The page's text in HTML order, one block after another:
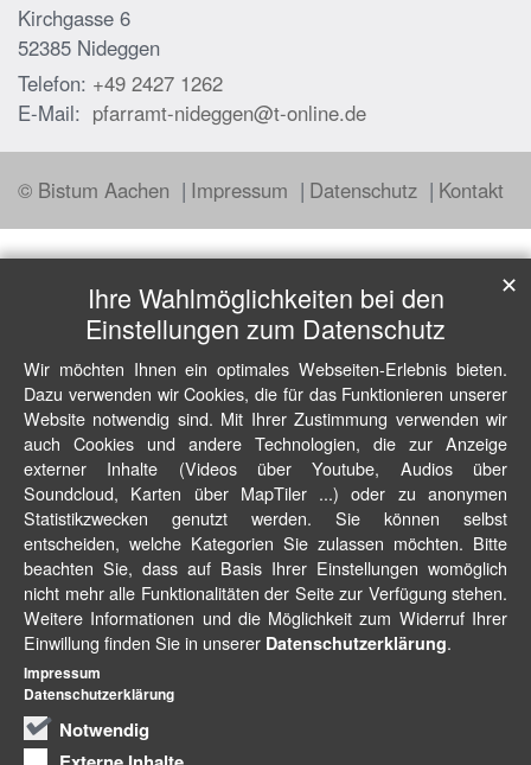
Kirchgasse 6
52385 Nideggen
Telefon: +49 2427 1262
E-Mail: pfarramt-nideggen@t-online.de
© Bistum Aachen Impressum Datenschutz Kontakt
Ihre Wahlmöglichkeiten bei den
Einstellungen zum Datenschutz
Wir möchten Ihnen ein optimales Webseiten-Erlebnis bieten.
Dazu verwenden wir Cookies, die für das Funktionieren unserer
Website notwendig sind. Mit Ihrer Zustimmung verwenden wir
auch Cookies und andere Technologien, die zur Anzeige
externer Inhalte (Videos über Youtube, Audios über
Soundcloud, Karten über MapTiler ...) oder zu anonymen
Statistikzwecken genutzt werden. Sie können selbst
entscheiden, welche Kategorien Sie zulassen möchten. Bitte
beachten Sie, dass auf Basis Ihrer Einstellungen womöglich
nicht mehr alle Funktionalitäten der Seite zur Verfügung stehen.
Weitere Informationen und die Möglichkeit zum Widerruf Ihrer
Einwillung finden Sie in unserer Datenschutzerklärung.
Notwendig
✕
Impressum
Datenschutzerklärung